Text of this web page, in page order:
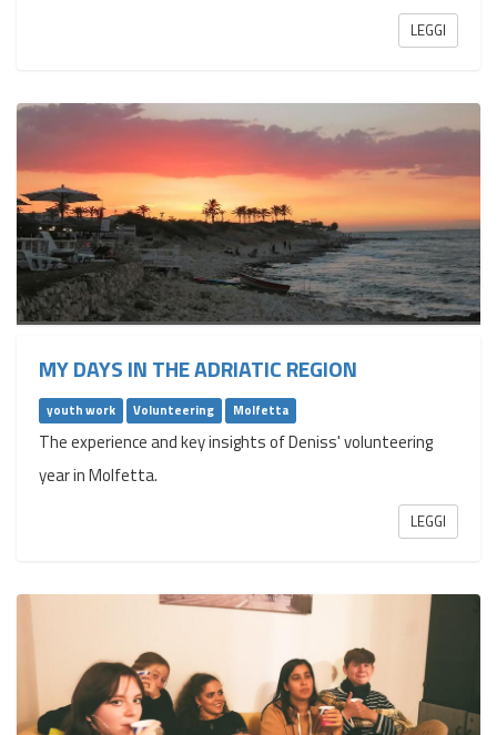
LEGGI
MY DAYS IN THE ADRIATIC REGION
youth work Volunteering Molfetta
The experience and key insights of Deniss' volunteering
year in Molfetta.
LEGGI